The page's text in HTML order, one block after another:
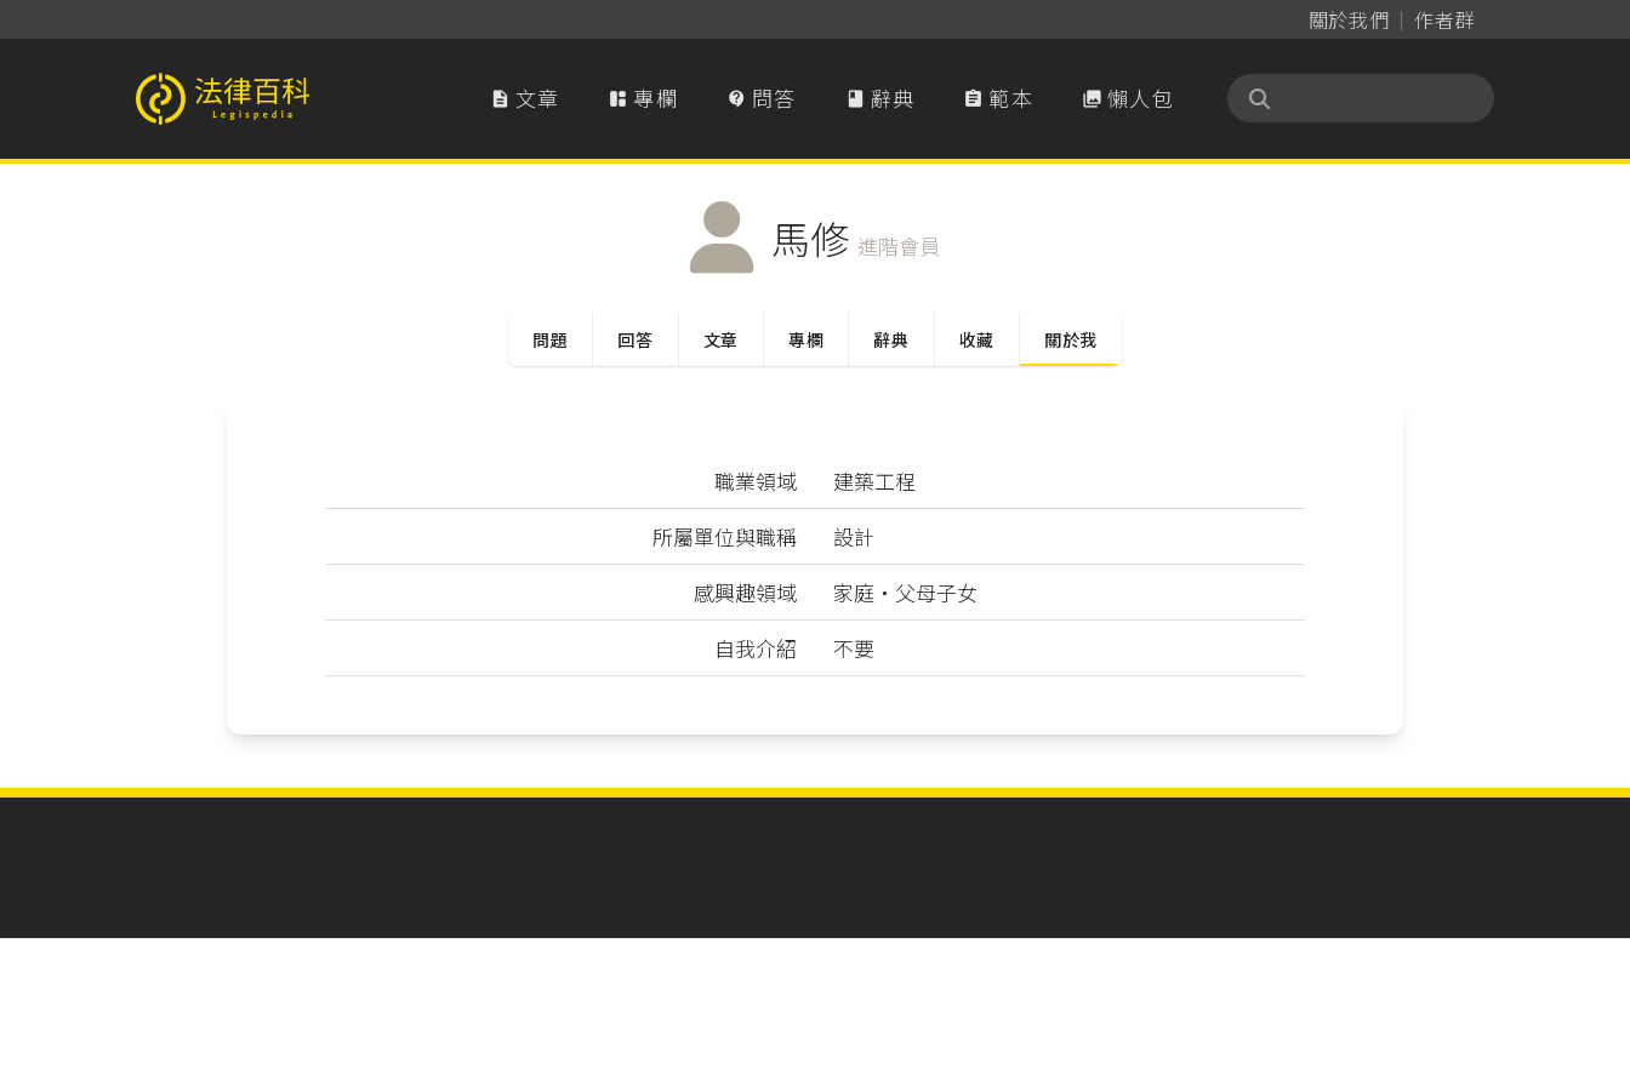
關於我們 作者群
法律百科 Legispedia  文章  專欄  問答  辭典  範本  懶人包
馬修 進階會員
問題 回答 文章 專欄 辭典 收藏 關於我
職業領域
建築工程
所屬單位與職稱
設計
感興趣領域
家庭‧父母子女
自我介紹
不要